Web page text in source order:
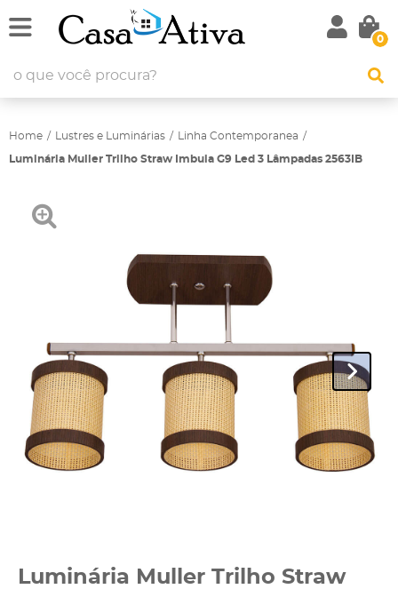
0
Home Lustres e Luminárias Linha Contemporanea
Luminária Muller Trilho Straw Imbuia G9 Led 3 Lâmpadas 2563IB
Luminária Muller Trilho Straw